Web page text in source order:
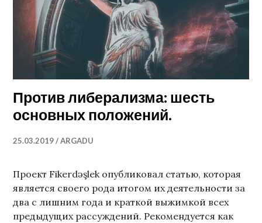
Против либерализма: шесть
основных положений.
25.03.2019 ARGADU
Проект Fikerdәşlek опубликовал статью, которая
является своего рода итогом их деятельности за
два с лишним года и краткой выжимкой всех
предыдущих рассуждений. Рекомендуется как